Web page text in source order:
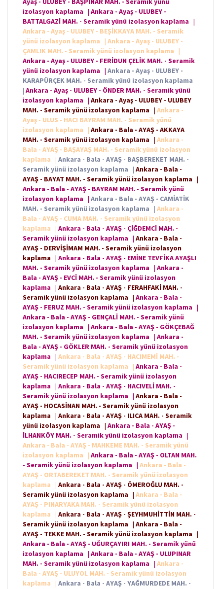
izolasyon kaplama | Ankara - Ayaş - ULUBEY -
BATTALGAZİ MAH. - Seramik yünü izolasyon kaplama |
Ankara - Ayaş - ULUBEY - BEŞİKKAYA MAH. - Seramik
yünü izolasyon kaplama
| Ankara - Ayaş - ULUBEY -
ÇAMLIK MAH. - Seramik yünü izolasyon kaplama
|
Ankara - Ayaş - ULUBEY - FERİDUN ÇELİK MAH. - Seramik
yünü izolasyon kaplama | Ankara - Ayaş - ULUBEY -
KARAPÜRÇEK MAH. - Seramik yünü izolasyon kaplama
| Ankara - Ayaş - ULUBEY - ÖNDER MAH. - Seramik yünü
izolasyon kaplama | Ankara - Ayaş - ULUBEY - ULUBEY
MAH. - Seramik yünü izolasyon kaplama | Ankara -
Ayaş - ULUS - HACI BAYRAM MAH. - Seramik yünü
izolasyon kaplama
| Ankara - Bala - AYAŞ - AKKAYA
MAH. - Seramik yünü izolasyon kaplama | Ankara -
Bala - AYAŞ - BAŞAYAŞ MAH. - Seramik yünü izolasyon
kaplama
| Ankara - Bala - AYAŞ - BAŞBEREKET MAH. -
Seramik yünü izolasyon kaplama | Ankara - Bala -
AYAŞ - BAYAT MAH. - Seramik yünü izolasyon kaplama |
Ankara - Bala - AYAŞ - BAYRAM MAH. - Seramik yünü
izolasyon kaplama | Ankara - Bala - AYAŞ - CAMİATİK
MAH. - Seramik yünü izolasyon kaplama | Ankara -
Bala - AYAŞ - CUMA MAH. - Seramik yünü izolasyon
kaplama
| Ankara - Bala - AYAŞ - ÇİĞDEMCİ MAH. -
Seramik yünü izolasyon kaplama | Ankara - Bala -
AYAŞ - DERVİŞİMAM MAH. - Seramik yünü izolasyon
kaplama | Ankara - Bala - AYAŞ - EMİNE TEVFİKA AYAŞLI
MAH. - Seramik yünü izolasyon kaplama | Ankara -
Bala - AYAŞ - EVCİ MAH. - Seramik yünü izolasyon
kaplama | Ankara - Bala - AYAŞ - FERAHFAKİ MAH. -
Seramik yünü izolasyon kaplama | Ankara - Bala -
AYAŞ - FERUZ MAH. - Seramik yünü izolasyon kaplama |
Ankara - Bala - AYAŞ - GENÇALİ MAH. - Seramik yünü
izolasyon kaplama | Ankara - Bala - AYAŞ - GÖKÇEBAĞ
MAH. - Seramik yünü izolasyon kaplama | Ankara -
Bala - AYAŞ - GÖKLER MAH. - Seramik yünü izolasyon
kaplama | Ankara - Bala - AYAŞ - HACIMEMİ MAH. -
Seramik yünü izolasyon kaplama
| Ankara - Bala -
AYAŞ - HACIRECEP MAH. - Seramik yünü izolasyon
kaplama | Ankara - Bala - AYAŞ - HACIVELİ MAH. -
Seramik yünü izolasyon kaplama | Ankara - Bala -
AYAŞ - HOCASİNAN MAH. - Seramik yünü izolasyon
kaplama | Ankara - Bala - AYAŞ - ILICA MAH. - Seramik
yünü izolasyon kaplama | Ankara - Bala - AYAŞ -
İLHANKÖY MAH. - Seramik yünü izolasyon kaplama |
Ankara - Bala - AYAŞ - MAHKEME MAH. - Seramik yünü
izolasyon kaplama
| Ankara - Bala - AYAŞ - OLTAN MAH.
- Seramik yünü izolasyon kaplama | Ankara - Bala -
AYAŞ - ORTABEREKET MAH. - Seramik yünü izolasyon
kaplama
| Ankara - Bala - AYAŞ - ÖMEROĞLU MAH. -
Seramik yünü izolasyon kaplama | Ankara - Bala -
AYAŞ - PINARYAKA MAH. - Seramik yünü izolasyon
kaplama
| Ankara - Bala - AYAŞ - ŞEYHMUHİTTİN MAH. -
Seramik yünü izolasyon kaplama | Ankara - Bala -
AYAŞ - TEKKE MAH. - Seramik yünü izolasyon kaplama |
Ankara - Bala - AYAŞ - UĞURÇAYIRI MAH. - Seramik yünü
izolasyon kaplama | Ankara - Bala - AYAŞ - ULUPINAR
MAH. - Seramik yünü izolasyon kaplama | Ankara -
Bala - AYAŞ - ULUYOL MAH. - Seramik yünü izolasyon
kaplama
| Ankara - Bala - AYAŞ - YAĞMURDEDE MAH. -